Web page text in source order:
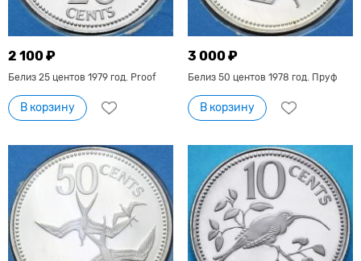
2 100 ₽
Белиз 25 центов 1979 год. Proof
В корзину
3 000 ₽
Белиз 50 центов 1978 год. Пруф
В корзину